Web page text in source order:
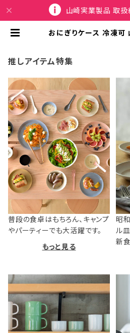
山崎実業製品 取扱
おにぎりケース 冷凍可
推しアイテム特集
普段の食卓はもちろん、キャンプ
やパーティーでも大活躍です。
もっと見る
昭
ル
新